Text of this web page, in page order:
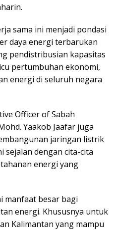
sama ini menjadi pondasi
daya energi terbarukan
pendistribusian kapasitas
pertumbuhan ekonomi,
energi di seluruh negara
Officer of Sabah
Yaakob Jaafar juga
jaringan listrik
sejalan dengan cita-cita
energi yang
manfaat besar bagi
energi. Khususnya untuk
Kalimantan yang mampu